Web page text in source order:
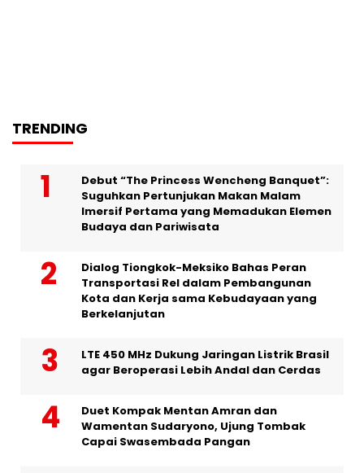
TRENDING
Debut “The Princess Wencheng Banquet”:
Suguhkan Pertunjukan Makan Malam
Imersif Pertama yang Memadukan Elemen
Budaya dan Pariwisata
Dialog Tiongkok-Meksiko Bahas Peran
Transportasi Rel dalam Pembangunan
Kota dan Kerja sama Kebudayaan yang
Berkelanjutan
LTE 450 MHz Dukung Jaringan Listrik Brasil
agar Beroperasi Lebih Andal dan Cerdas
Duet Kompak Mentan Amran dan
Wamentan Sudaryono, Ujung Tombak
Capai Swasembada Pangan